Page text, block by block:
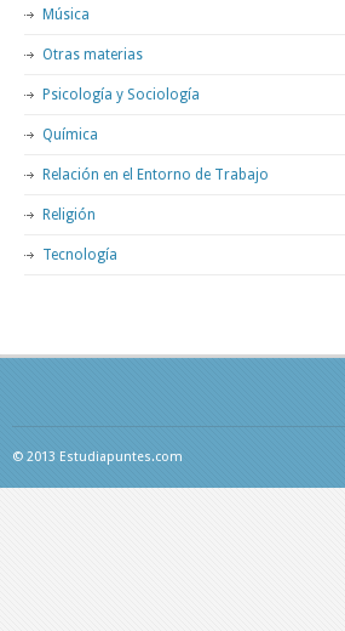
Música
Otras materias
Psicología y Sociología
Química
Relación en el Entorno de Trabajo
Religión
Tecnología
© 2013 Estudiapuntes.com